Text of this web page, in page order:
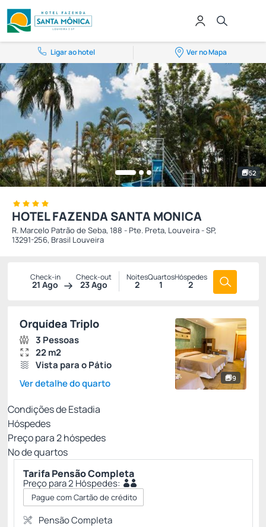
Ligar ao hotel Ver no Mapa
52
HOTEL FAZENDA SANTA MONICA
R. Marcelo Patrão de Seba, 188 - Pte. Preta, Louveira - SP,
13291-256, Brasil Louveira
Check-in
21 Ago
Check-out
23 Ago
Noites
2
Quartos
1
Hóspedes
2
9
Orquídea Triplo
3 Pessoas
22 m2
Vista para o Pátio
Ver detalhe do quarto
Condições de Estadia
Hóspedes
Preço para2hóspedes
Nº de quartos
Tarifa Pensão Completa
Preço para 2 Hóspedes:
Pague com Cartão de crédito
Pensão Completa